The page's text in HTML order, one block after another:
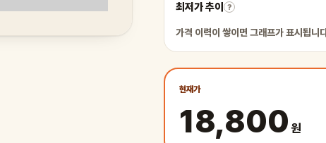
최저가 추이 ?
가격 이력이 쌓이면 그래프가 표시됩니
현재가
18,800 원